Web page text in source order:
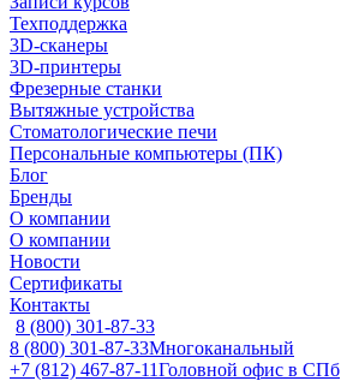
Техподдержка
3D-сканеры
3D-принтеры
Фрезерные станки
Вытяжные устройства
Стоматологические печи
Персональные компьютеры (ПК)
Блог
Бренды
О компании
О компании
Новости
Сертификаты
Контакты
8 (800) 301-87-33
8 (800) 301-87-33Многоканальный
+7 (812) 467-87-11Головной офис в СПб